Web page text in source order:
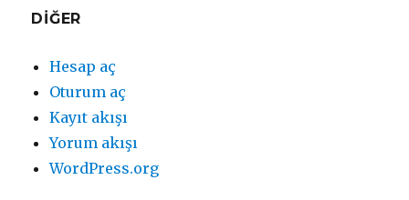
DIĞER
Hesap aç
Oturum aç
Kayıt akışı
Yorum akışı
WordPress.org